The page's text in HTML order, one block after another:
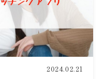
2024.02.21